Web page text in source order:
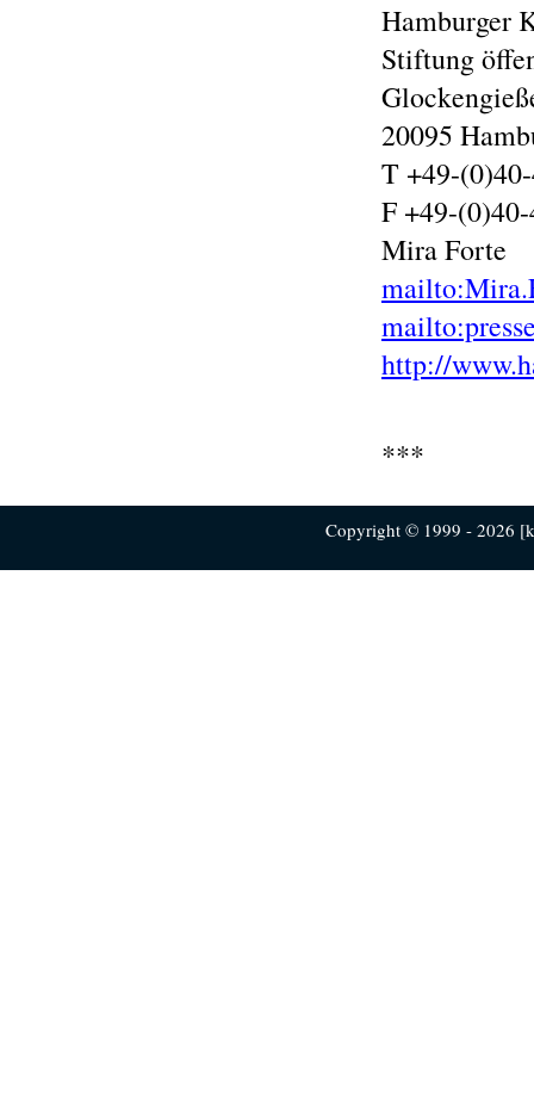
Hamburger
Stiftung
20095
T +49-
F +49-
Mira Forte
http://
***
Copyright © 1999 - 2026